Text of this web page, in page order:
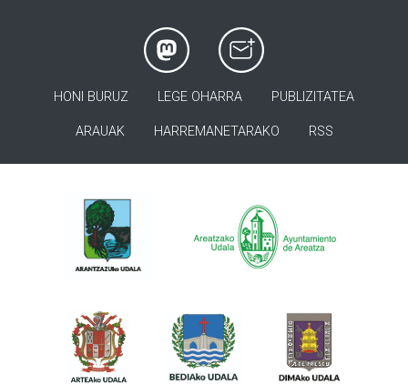
HONI BURUZ LEGE OHARRA PUBLIZITATEA
ARAUAK HARREMANETARAKO RSS